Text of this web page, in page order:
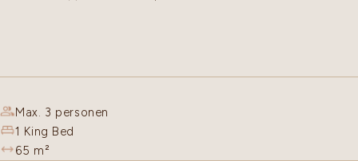
Max. 3 personen
1 King Bed
65 m²